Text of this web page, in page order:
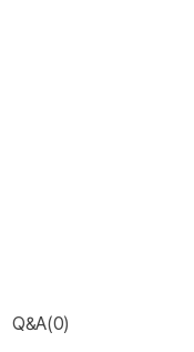
Q&A(0)